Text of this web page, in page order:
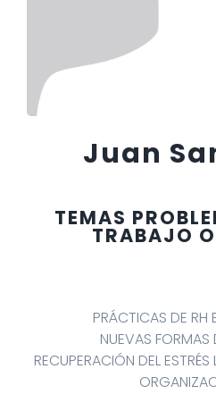
Juan
TEMAS
TRABAJO
PRÁCTICAS DE RH
NUEVAS FORMAS
RECUPERACIÓN DEL